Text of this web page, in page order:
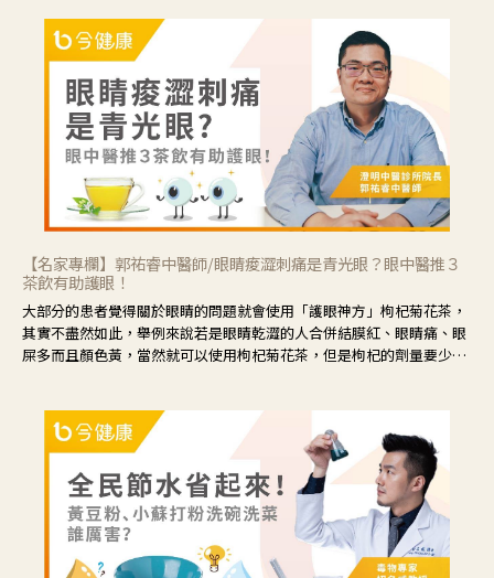
【名家專欄】郭祐睿中醫師/眼睛痠澀刺痛是青光眼？眼中醫推３
茶飲有助護眼！
大部分的患者覺得關於眼睛的問題就會使用「護眼神方」枸杞菊花茶，
其實不盡然如此，舉例來說若是眼睛乾澀的人合併結膜紅、眼睛痛、眼
屎多而且顏色黃，當然就可以使用枸杞菊花茶，但是枸杞的劑量要少，
候就要使用菊花、金銀花來治療；假如單純的眼睛乾澀，結膜沒有紅，
眼睛周圍沒有眼屎，這種情況是屬於「陰虛」，就可以使用枸杞、蓮
藕、麥門冬、山藥等比較滋潤的藥材，效果就更顯著。